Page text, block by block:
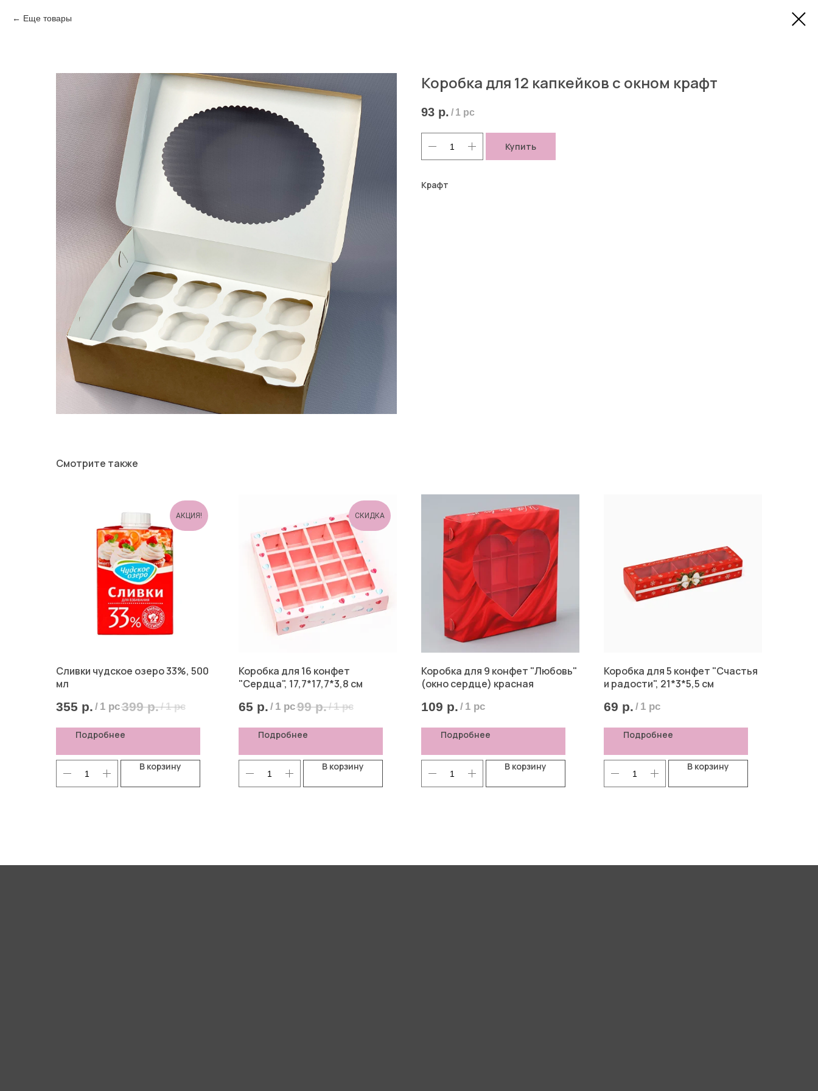
Еще товары
Коробка для 12 капкейков с окном крафт
93 р. / 1 pc
Купить
Крафт
Смотрите также
АКЦИЯ!
Сливки чудское озеро 33%, 500
мл
355 р. / 1 pc399 р./1 pc
Подробнее
В корзину
СКИДКА
Коробка для 16 конфет
"Сердца", 17,7*17,7*3,8 см
65 р. / 1 pc99 р./1 pc
Подробнее
В корзину
Коробка для 9 конфет "Любовь"
(окно сердце) красная
109 р. / 1 pc
Подробнее
В корзину
Коробка для 5 конфет "Счастья
и радости", 21*3*5,5 см
69 р. / 1 pc
Подробнее
В корзину